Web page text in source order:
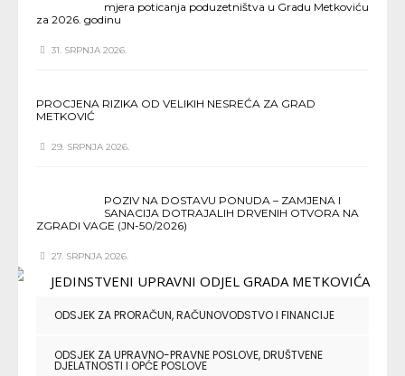
mjera poticanja poduzetništva u Gradu Metkoviću
za 2026. godinu
31. SRPNJA 2026.
PROCJENA RIZIKA OD VELIKIH NESREĆA ZA GRAD
METKOVIĆ
29. SRPNJA 2026.
POZIV NA DOSTAVU PONUDA – ZAMJENA I
SANACIJA DOTRAJALIH DRVENIH OTVORA NA
ZGRADI VAGE (JN-50/2026)
27. SRPNJA 2026.
ODSJEK ZA PRORAČUN, RAČUNOVODSTVO I FINANCIJE
ODSJEK ZA UPRAVNO-PRAVNE POSLOVE, DRUŠTVENE
DJELATNOSTI I OPĆE POSLOVE